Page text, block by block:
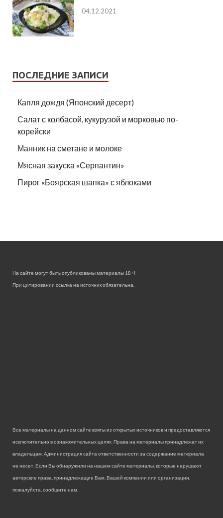
04.12.2021
ПОСЛЕДНИЕ ЗАПИСИ
Капля дождя (Японский десерт)
Салат с колбасой, кукурузой и морковью по-
корейски
Манник на сметане и молоке
Мясная закуска «Серпантин»
Пирог «Боярская шапка» с яблоками
На сайте могут быть опубликованы материалы 18+!
При цитировании ссылка на источник обязательна.
Все материалы на данном сайте взяты из открытых источников и предоставляются
исключительно в ознакомительных целях. Права на материалы принадлежат их
владельцам. Администрация сайта ответственности за содержание материала
не несет. Если Вы обнаружили на нашем сайте материалы, которые нарушают
авторские права, принадлежащие Вам, Вашей компании или организации,
пожалуйста, сообщите нам.